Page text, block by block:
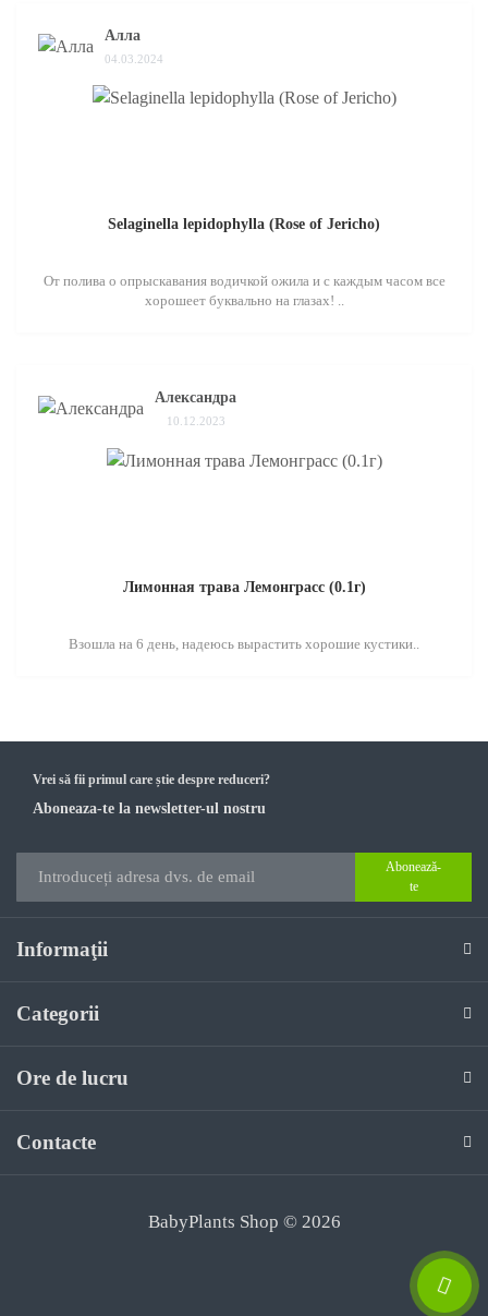
Алла
04.03.2024
Selaginella lepidophylla (Rose of Jericho)
От полива о опрыскавания водичкой ожила и с каждым часом все
хорошеет буквально на глазах! ..
Александра
10.12.2023
Лимонная трава Лемонграсс (0.1г)
Взошла на 6 день, надеюсь вырастить хорошие кустики..
Vrei să fii primul care știe despre reduceri?
Aboneaza-te la newsletter-ul nostru
Abonează-
te
Informaţii
Categorii
Ore de lucru
Contacte
BabyPlants Shop © 2026